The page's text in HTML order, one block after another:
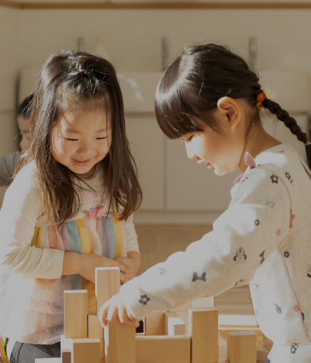
園からのお知らせ
「すくすく子育て」でリトルスター保育園が紹介されま
各園のブログ
2026.08.06 赤しそジュース作り～にじ組～2026.08.0
5 【そら組】誕生会
一覧を見る